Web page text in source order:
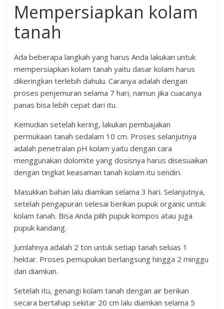
Mempersiapkan kolam
tanah
Ada beberapa langkah yang harus Anda lakukan untuk
mempersiapkan kolam tanah yaitu dasar kolam harus
dikeringkan terlebih dahulu. Caranya adalah dengan
proses penjemuran selama 7 hari, namun jika cuacanya
panas bisa lebih cepat dari itu.
Kemudian setelah kering, lakukan pembajakan
permukaan tanah sedalam 10 cm. Proses selanjutnya
adalah penetralan pH kolam yaitu dengan cara
menggunakan dolomite yang dosisnya harus disesuaikan
dengan tingkat keasaman tanah kolam itu sendiri.
Masukkan bahan lalu diamkan selama 3 hari. Selanjutnya,
setelah pengapuran selesai berikan pupuk organic untuk
kolam tanah. Bisa Anda pilih pupuk kompos atau juga
pupuk kandang.
Jumlahnya adalah 2 ton untuk setiap tanah seluas 1
hektar. Proses pemupukan berlangsung hingga 2 minggu
dan diamkan.
Setelah itu, genangi kolam tanah dengan air berikan
secara bertahap sekitar 20 cm lalu diamkan selama 5